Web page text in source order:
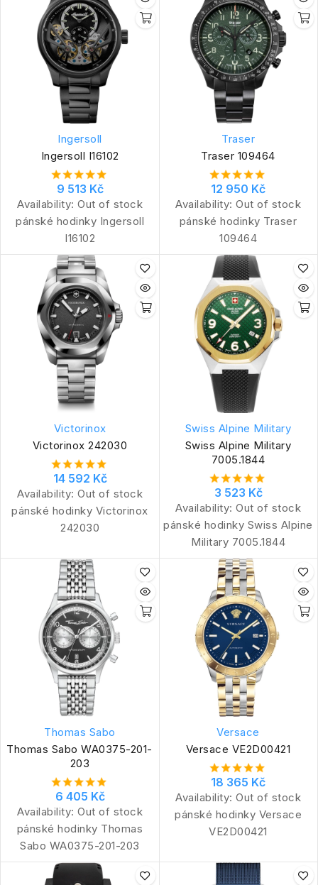
Ingersoll
Ingersoll I16102
9 513 Kč
Availability: Out of stock
pánské hodinky Ingersoll
I16102
Traser
Traser 109464
12 950 Kč
Availability: Out of stock
pánské hodinky Traser
109464
Victorinox
Victorinox 242030
14 592 Kč
Availability: Out of stock
pánské hodinky Victorinox
242030
Swiss Alpine Military
Swiss Alpine Military
7005.1844
3 523 Kč
Availability: Out of stock
pánské hodinky Swiss Alpine
Military 7005.1844
Thomas Sabo
Thomas Sabo WA0375-201-
203
6 405 Kč
Availability: Out of stock
pánské hodinky Thomas
Sabo WA0375-201-203
Versace
Versace VE2D00421
18 365 Kč
Availability: Out of stock
pánské hodinky Versace
VE2D00421